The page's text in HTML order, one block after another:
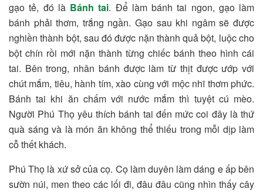
gạo tẻ, đó là Bánh tai. Để làm bánh tai ngon, gạo làm
bánh phải thơm, trắng ngần. Gạo sau khi ngâm sẽ được
nghiền thành bột, sau đó được nặn thành quả bột, luộc cho
bột chín rồi mới nặn thành từng chiếc bánh theo hình cái
tai. Bên trong, nhân bánh được làm từ thịt được ướp với
chút mắm, tiêu, hành tím, xào cùng với mộc nhĩ thơm phức.
Bánh tai khi ăn chấm với nước mắm thì tuyệt cú mèo.
Người Phú Thọ yêu thích bánh tai đến mức coi đây là thứ
quà sáng và là món ăn không thể thiếu trong mỗi dịp làm
cỗ thết khách.
Phú Thọ là xứ sở của cọ. Cọ làm duyên làm dáng e ấp bên
sườn núi, men theo các lối đi, đâu đâu cũng nhìn thấy cây